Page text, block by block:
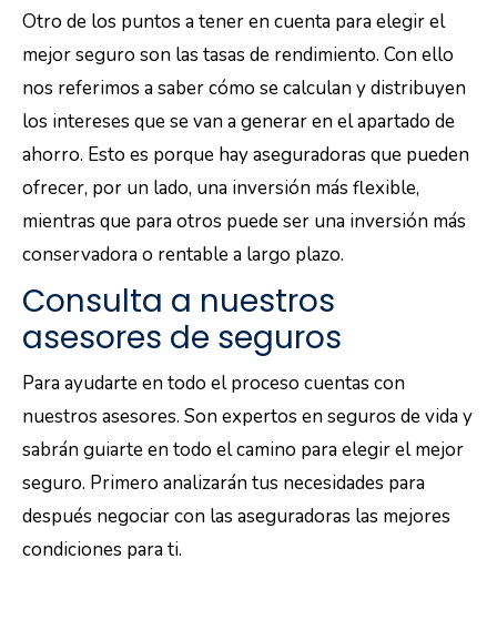
Otro de los puntos a tener en cuenta para elegir el
mejor seguro son las tasas de rendimiento. Con ello
nos referimos a saber cómo se calculan y distribuyen
los intereses que se van a generar en el apartado de
ahorro. Esto es porque hay aseguradoras que pueden
ofrecer, por un lado, una inversión más flexible,
mientras que para otros puede ser una inversión más
conservadora o rentable a largo plazo.
Consulta a nuestros
asesores de seguros
Para ayudarte en todo el proceso cuentas con
nuestros asesores. Son expertos en seguros de vida y
sabrán guiarte en todo el camino para elegir el mejor
seguro. Primero analizarán tus necesidades para
después negociar con las aseguradoras las mejores
condiciones para ti.